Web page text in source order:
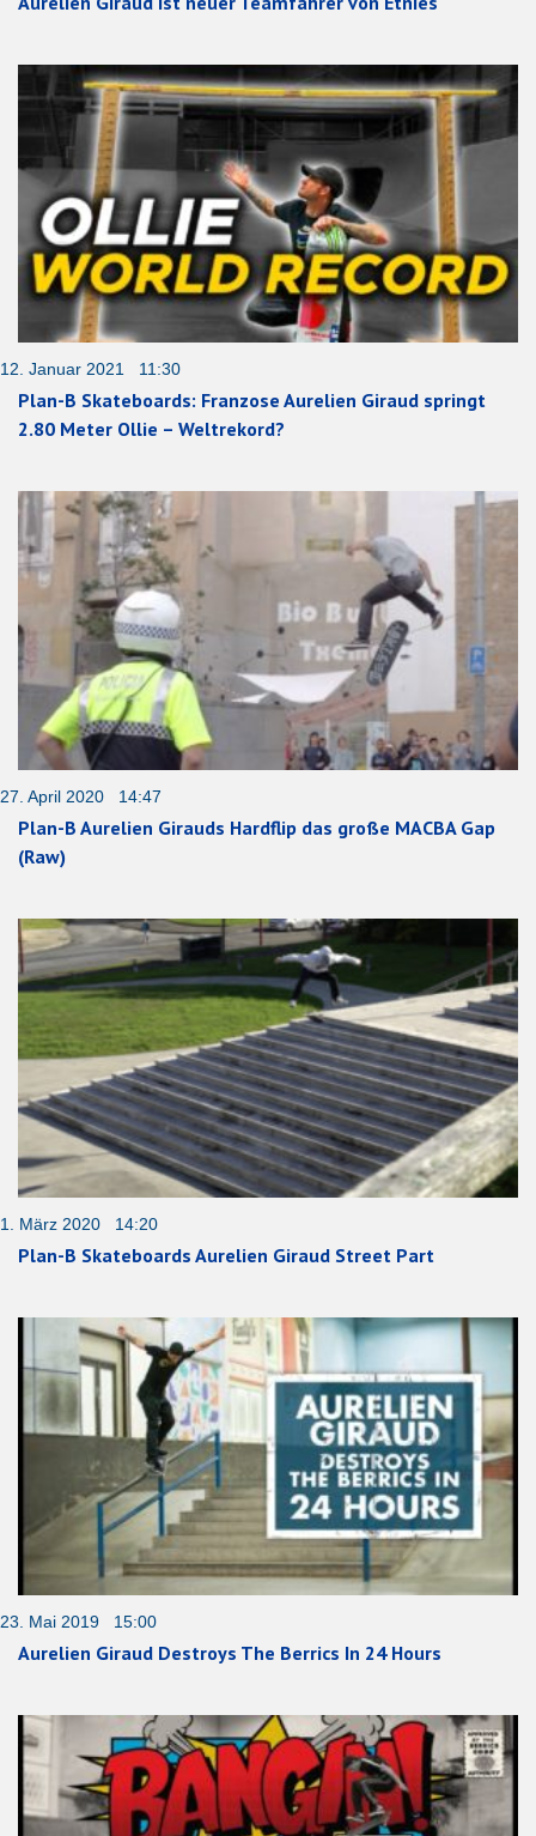
12. Januar 2021 11:30
Plan-B Skateboards: Franzose Aurelien Giraud springt
2.80 Meter Ollie – Weltrekord?
27. April 2020 14:47
Plan-B Aurelien Girauds Hardflip das große MACBA Gap
(Raw)
1. März 2020 14:20
Plan-B Skateboards Aurelien Giraud Street Part
23. Mai 2019 15:00
Aurelien Giraud Destroys The Berrics In 24 Hours